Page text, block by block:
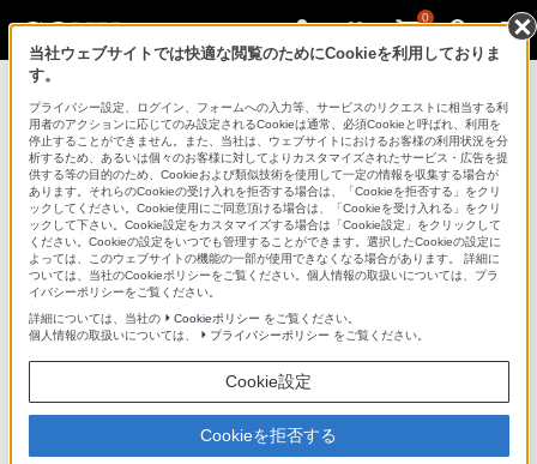
0
SGPC1
着せ替えパネル SGPC1
対応商品・アクセサリー
タブレットデバイス(1)
ページトップへ
当社ウェブサイトでは快適な閲覧のためにCookieを利用しておりま
す。
プライバシー設定、ログイン、フォームへの入力等、サービスのリクエストに相当する利
用者のアクションに応じてのみ設定されるCookieは通常、必須Cookieと呼ばれ、利用を
停止することができません。また、当社は、ウェブサイトにおけるお客様の利用状況を分
析するため、あるいは個々のお客様に対してよりカスタマイズされたサービス・広告を提
供する等の目的のため、Cookieおよび類似技術を使用して一定の情報を収集する場合が
あります。それらのCookieの受け入れを拒否する場合は、「Cookieを拒否する」をクリ
ックしてください。Cookie使用にご同意頂ける場合は、「Cookieを受け入れる」をクリ
ックして下さい。Cookie設定をカスタマイズする場合は「Cookie設定」をクリックして
ください。Cookieの設定をいつでも管理することができます。選択したCookieの設定に
よっては、このウェブサイトの機能の一部が使用できなくなる場合があります。 詳細に
ついては、当社のCookieポリシーをご覧ください。個人情報の取扱いについては、プラ
イバシーポリシーをご覧ください。
詳細については、当社の
Cookieポリシー をご覧ください。
個人情報の取扱いについては、
プライバシーポリシー をご覧ください。
Cookie設定
Cookieを拒否する